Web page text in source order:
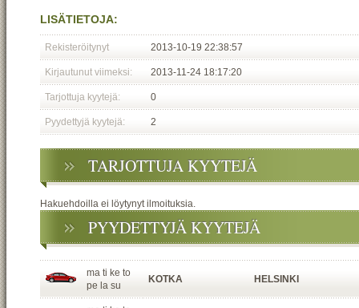
LISÄTIETOJA:
Rekisteröitynyt 2013-10-19 22:38:57
Kirjautunut viimeksi: 2013-11-24 18:17:20
Tarjottuja kyytejä: 0
Pyydettyjä kyytejä: 2
TARJOTTUJA KYYTEJÄ
Hakuehdoilla ei löytynyt ilmoituksia.
PYYDETTYJÄ KYYTEJÄ
ma ti ke to
pe la su
KOTKA HELSINKI